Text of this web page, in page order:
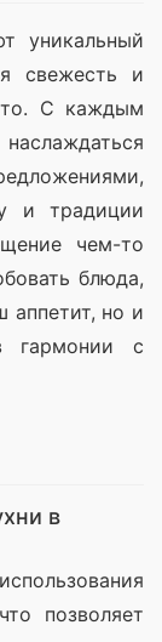
уникальный
свежесть и
С каждым
и традиции
чем-то
блюда,
аппетит, но и
гармонии с
в
позволяет